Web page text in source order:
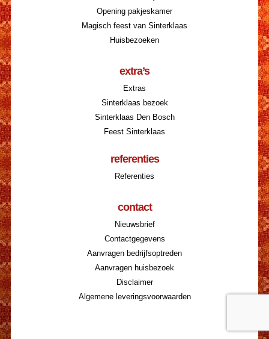
Opening pakjeskamer
Magisch feest van Sinterklaas
Huisbezoeken
extra’s
Extras
Sinterklaas bezoek
Sinterklaas Den Bosch
Feest Sinterklaas
referenties
Referenties
contact
Nieuwsbrief
Contactgegevens
Aanvragen bedrijfsoptreden
Aanvragen huisbezoek
Disclaimer
Algemene leveringsvoorwaarden